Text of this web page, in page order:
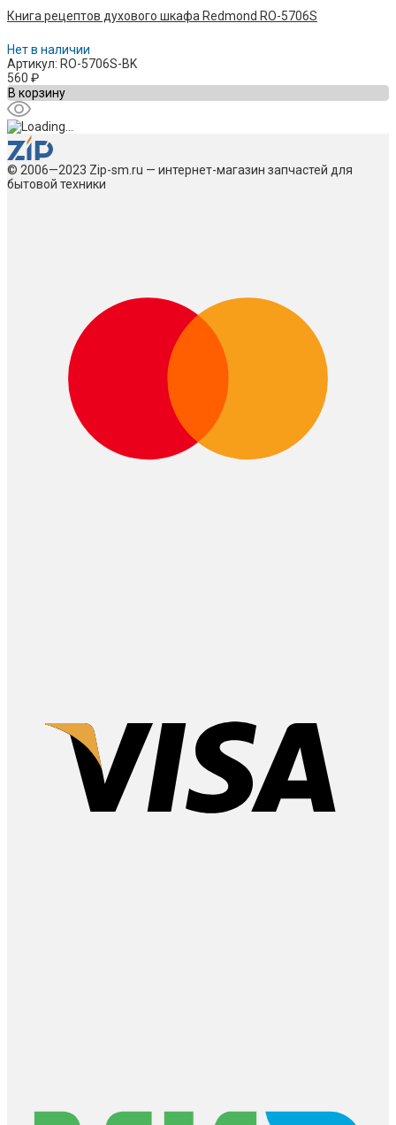
Книга рецептов духового шкафа Redmond RO-5706S
Нет в наличии
Артикул: RO-5706S-BK
560 ₽
В корзину
© 2006—2023 Zip-sm.ru — интернет-магазин запчастей для
бытовой техники